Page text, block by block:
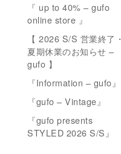
『 up to 40% – gufo
online store 』
【 2026 S/S 営業終了・
夏期休業のお知らせ –
gufo 】
『Information – gufo』
『gufo – Vintage』
『gufo presents
STYLED 2026 S/S』